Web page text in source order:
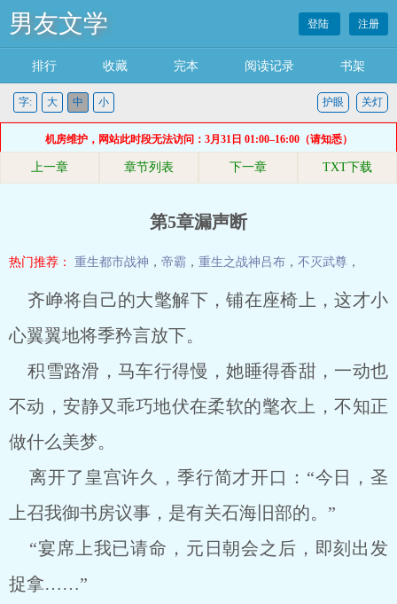
男友文学 登陆 注册
排行 收藏 完本 阅读记录 书架
字: 大 中 小 关灯
护眼
机房维护，网站此时段无法访问：3月31日 01:00–16:00（请知悉）
上一章 章节列表 下一章 TXT下载
第5章漏声断
热门推荐： 重生都市战神 ， 帝霸 ， 重生之战神吕布 ， 不灭武尊 ，
齐峥将自己的大氅解下，铺在座椅上，这才小
心翼翼地将季矜言放下。
积雪路滑，马车行得慢，她睡得香甜，一动也
不动，安静又乖巧地伏在柔软的氅衣上，不知正
做什么美梦。
离开了皇宫许久，季行简才开口：“今日，圣
上召我御书房议事，是有关石海旧部的。”
“宴席上我已请命，元日朝会之后，即刻出发
捉拿……”